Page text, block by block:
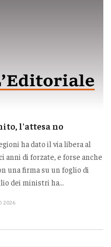
l'attesa no
ha dato il via libera al
anni di forzate, e forse anche
una firma su un foglio di
dei ministri ha...
2026